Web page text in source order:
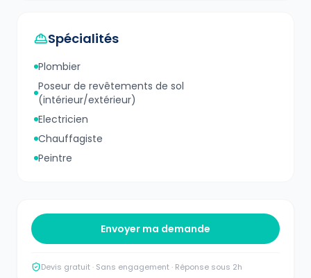
Spécialités
Plombier
Poseur de revêtements de sol
(intérieur/extérieur)
Electricien
Chauffagiste
Peintre
Envoyer ma demande
Devis gratuit · Sans engagement · Réponse sous 2h